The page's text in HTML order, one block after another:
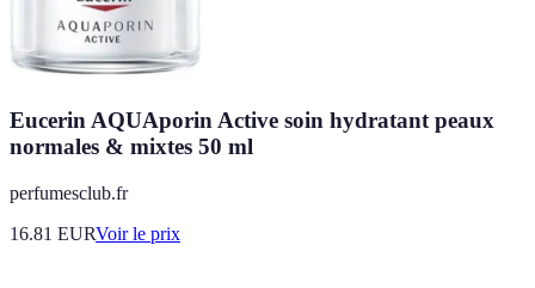
Eucerin AQUAporin Active soin hydratant peaux
normales & mixtes 50 ml
perfumesclub.fr
16.81 EURVoir le prix